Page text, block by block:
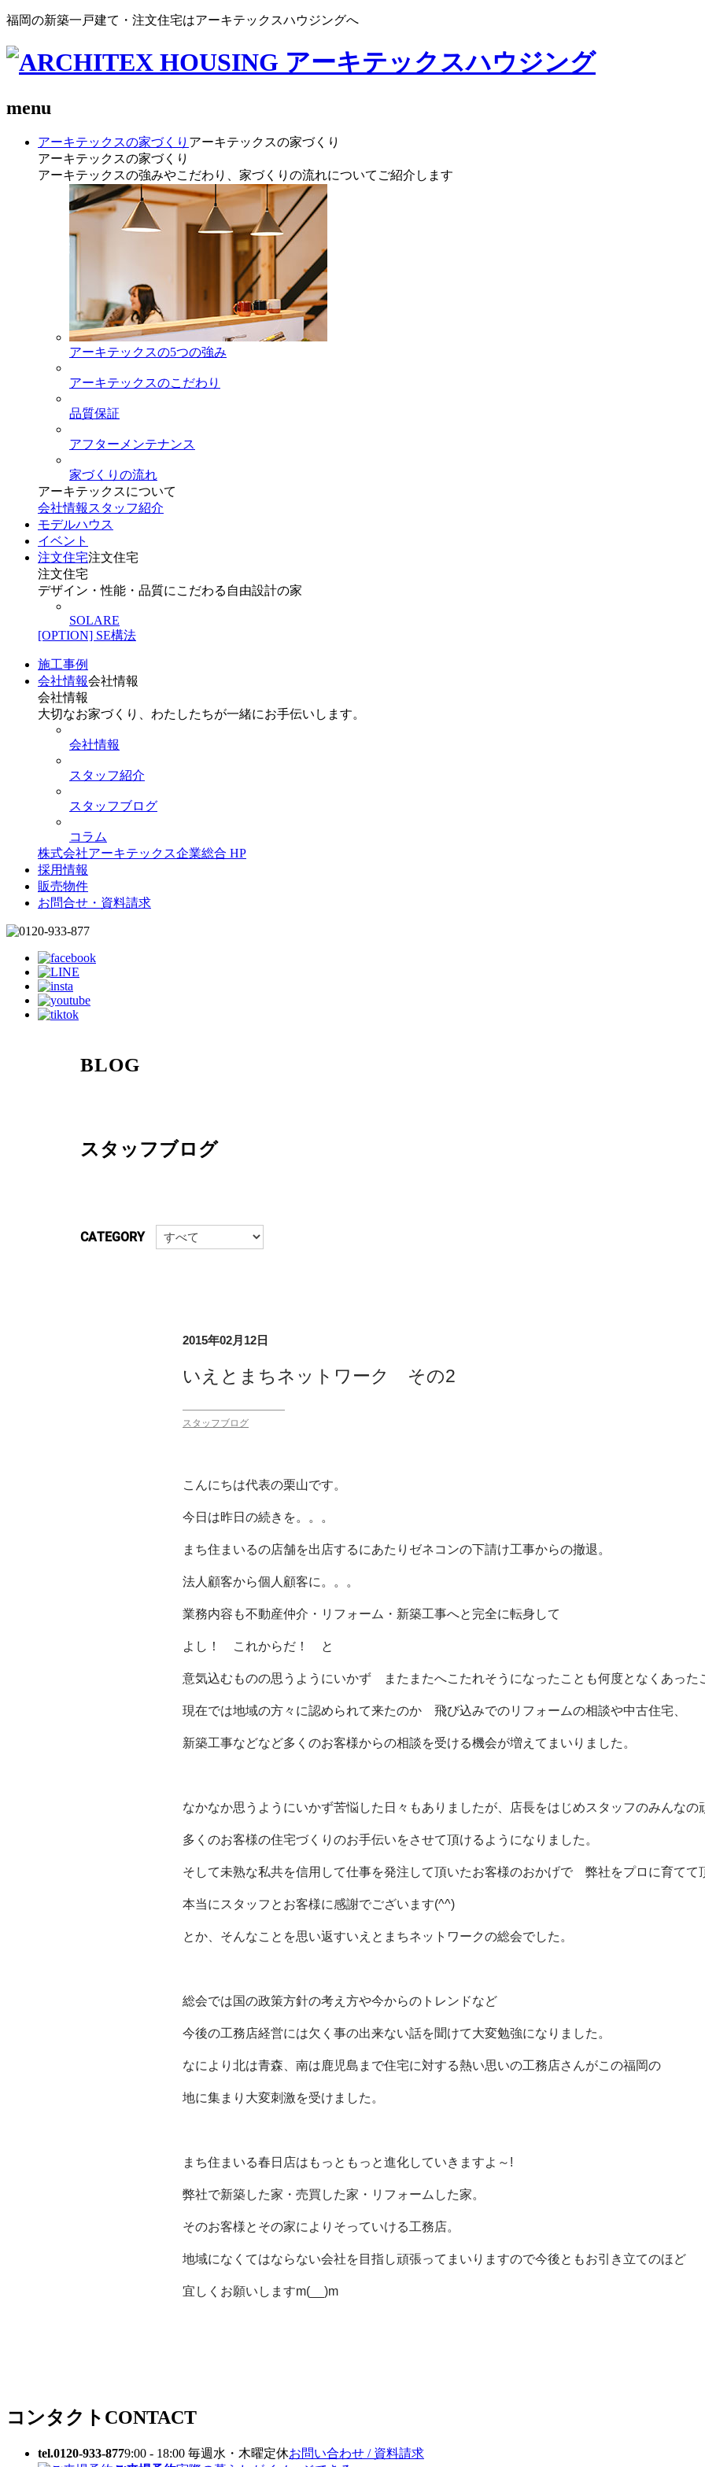
福岡の新築一戸建て・注文住宅はアーキテックスハウジングへ
menu
アーキテックスの家づくり アーキテックスの家づくり
アーキテックスの家づくり
アーキテックスの強みやこだわり、家づくりの流れについてご紹介します
アーキテックスの5つの強み
アーキテックスのこだわり
品質保証
アフターメンテナンス
家づくりの流れ
アーキテックスについて
会社情報 スタッフ紹介
モデルハウス
イベント
注文住宅注文住宅
注文住宅
デザイン・性能・品質にこだわる自由設計の家
SOLARE
[OPTION] SE構法
施工事例
会社情報会社情報
会社情報
大切なお家づくり、わたしたちが一緒にお手伝いします。
会社情報
スタッフ紹介
スタッフブログ
コラム
株式会社アーキテックス企業総合 HP
採用情報
販売物件
お問合せ・資料請求
BLOG
スタッフブログ
CATEGORY
2015年02月12日
いえとまちネットワーク その2
スタッフブログ
こんにちは代表の栗山です。
今日は昨日の続きを。。。
まち住まいるの店舗を出店するにあたりゼネコンの下請け工事からの撤退。
法人顧客から個人顧客に。。。
業務内容も不動産仲介・リフォーム・新築工事へと完全に転身して
よし！ これからだ！ と
意気込むものの思うようにいかず またまたへこたれそうになったことも何度となくあった
現在では地域の方々に認められて来たのか 飛び込みでのリフォームの相談や中古住宅、
新築工事などなど多くのお客様からの相談を受ける機会が増えてまいりました。
なかなか思うようにいかず苦悩した日々もありましたが、店長をはじめスタッフのみんなの
多くのお客様の住宅づくりのお手伝いをさせて頂けるようになりました。
そして未熟な私共を信用して仕事を発注して頂いたお客様のおかげで 弊社をプロに育てて
本当にスタッフとお客様に感謝でございます(^^)
とか、そんなことを思い返すいえとまちネットワークの総会でした。
総会では国の政策方針の考え方や今からのトレンドなど
今後の工務店経営には欠く事の出来ない話を聞けて大変勉強になりました。
なにより北は青森、南は鹿児島まで住宅に対する熱い思いの工務店さんがこの福岡の
地に集まり大変刺激を受けました。
まち住まいる春日店はもっともっと進化していきますよ～!
弊社で新築した家・売買した家・リフォームした家。
そのお客様とその家によりそっていける工務店。
地域になくてはならない会社を目指し頑張ってまいりますので今後ともお引き立てのほど
宜しくお願いしますm(__)m
コンタクト CONTACT
tel.0120-933-8779:00 - 18:00 毎週水・木曜定休お問い合わせ / 資料請求